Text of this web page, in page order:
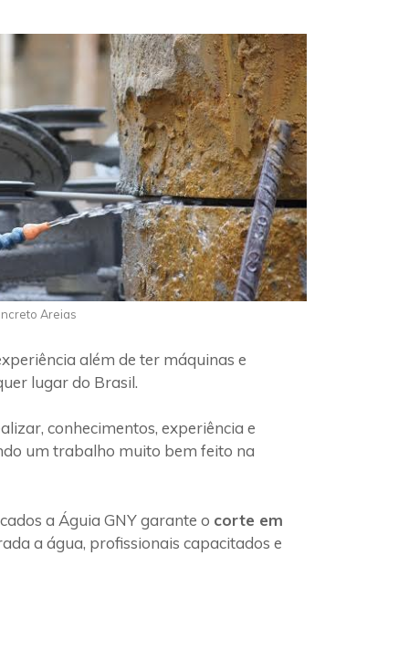
Areias
além de ter máquinas e
lugar do Brasil.
conhecimentos, experiência e
um trabalho muito bem feito na
a Águia GNY garante o corte em
a água, profissionais capacitados e